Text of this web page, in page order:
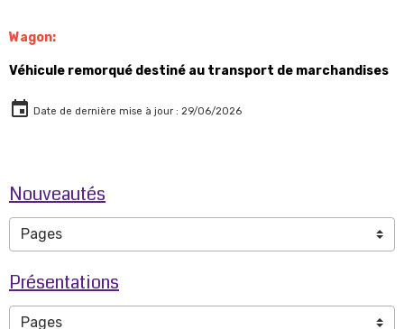
Wagon:
Véhicule remorqué destiné au transport de marchandises
Date de dernière mise à jour : 29/06/2026
Nouveautés
Présentations